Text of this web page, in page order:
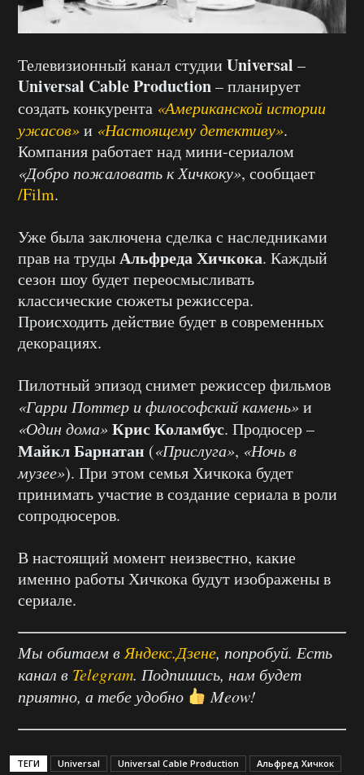
Телевизионный канал студии Universal –
Universal Cable Production– планирует
создать конкурента «Американской истории
ужасов»и «Настоящему детективу».
Компания работает над мини-сериалом
«Добро пожаловать к Хичкоку», сообщает
/Film.
Уже была заключена сделка с наследниками
прав на трудыАльфреда Хичкока. Каждый
сезон шоу будет переосмысливать
классические сюжеты режиссера.
Происходить действие будет в современных
декорациях.
Пилотный эпизод снимет режиссер фильмов
«Гарри Поттер и философский камень»и
«Один дома»Крис Коламбус. Продюсер –
Майкл Барнатан («Прислуга», «Ночь в
музее»). При этом семья Хичкока будет
принимать участие в создание сериала в роли
сопродюсеров.
В настоящий момент неизвестно, какие
именно работы Хичкока будут изображены в
сериале.
Мы обитаем в Яндекс.Дзене, попробуй. Есть
канал в Telegram. Подпишись, нам будет
приятно, а тебе удобно
Meow!
ТЕГИ Universal Universal Cable Production
Альфред Хичкок